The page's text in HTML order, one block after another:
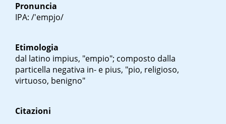
Pronuncia
IPA: /'empjo/
Etimologia
dal latino impius, "empio"; composto dalla
particella negativa in- e pius, "pio, religioso,
virtuoso, benigno"
Citazioni